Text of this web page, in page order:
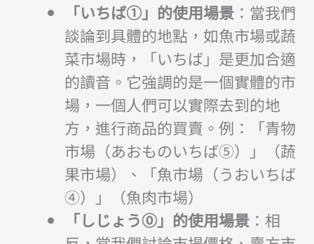
「いちば①」的使用場景：當我們
談論到具體的地點，如魚市場或蔬
菜市場時，「いちば」是更加合適
的讀音。它強調的是一個實體的市
場，一個人們可以實際去到的地
方，進行商品的買賣。例：「青物
市場（あおものいちば⑤）」（蔬
果市場）、「魚市場（うおいちば
④）」（魚肉市場）
「しじょう⓪」的使用場景：相